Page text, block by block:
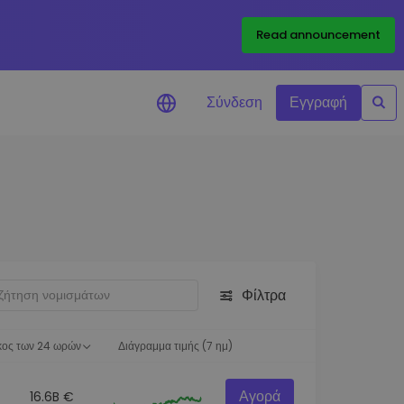
Read announcement
Σύνδεση Εγγραφή
Φίλτρα
των 24 ωρών Διάγραμμα τιμής (7 ημ)
16.6B € Αγορά